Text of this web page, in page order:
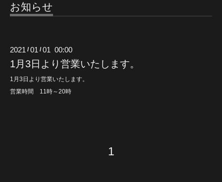
お知らせ
2021 /01 /01 00:00
1月3日より営業いたします。
1月3日より営業いたします。
営業時間 11時～20時
1